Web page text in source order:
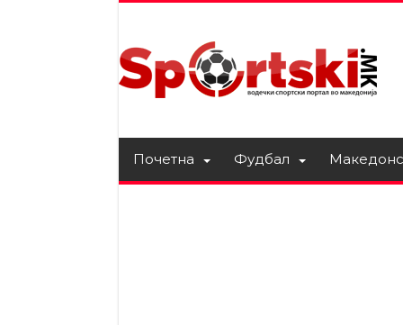
Почетна Фудбал